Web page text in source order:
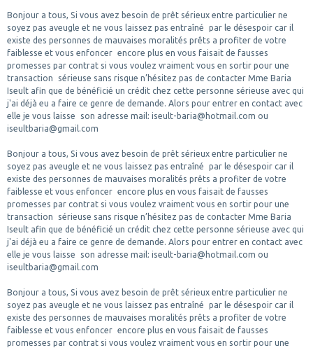
Bonjour a tous, Si vous avez besoin de prêt sérieux entre particulier ne
soyez pas aveugle et ne vous laissez pas entraîné par le désespoir car il
existe des personnes de mauvaises moralités prêts a profiter de votre
faiblesse et vous enfoncer encore plus en vous faisait de fausses
promesses par contrat si vous voulez vraiment vous en sortir pour une
transaction sérieuse sans risque n’hésitez pas de contacter Mme Baria
Iseult afin que de bénéficié un crédit chez cette personne sérieuse avec qui
j'ai déjà eu a faire ce genre de demande. Alors pour entrer en contact avec
elle je vous laisse son adresse mail: iseult-baria@hotmail.com ou
iseultbaria@gmail.com
Bonjour a tous, Si vous avez besoin de prêt sérieux entre particulier ne
soyez pas aveugle et ne vous laissez pas entraîné par le désespoir car il
existe des personnes de mauvaises moralités prêts a profiter de votre
faiblesse et vous enfoncer encore plus en vous faisait de fausses
promesses par contrat si vous voulez vraiment vous en sortir pour une
transaction sérieuse sans risque n’hésitez pas de contacter Mme Baria
Iseult afin que de bénéficié un crédit chez cette personne sérieuse avec qui
j'ai déjà eu a faire ce genre de demande. Alors pour entrer en contact avec
elle je vous laisse son adresse mail: iseult-baria@hotmail.com ou
iseultbaria@gmail.com
Bonjour a tous, Si vous avez besoin de prêt sérieux entre particulier ne
soyez pas aveugle et ne vous laissez pas entraîné par le désespoir car il
existe des personnes de mauvaises moralités prêts a profiter de votre
faiblesse et vous enfoncer encore plus en vous faisait de fausses
promesses par contrat si vous voulez vraiment vous en sortir pour une